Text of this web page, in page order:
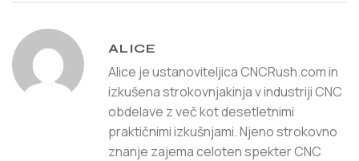
ALICE
Alice je ustanoviteljica CNCRush.com in
izkušena strokovnjakinja v industriji CNC
obdelave z več kot desetletnimi
praktičnimi izkušnjami. Njeno strokovno
znanje zajema celoten spekter CNC